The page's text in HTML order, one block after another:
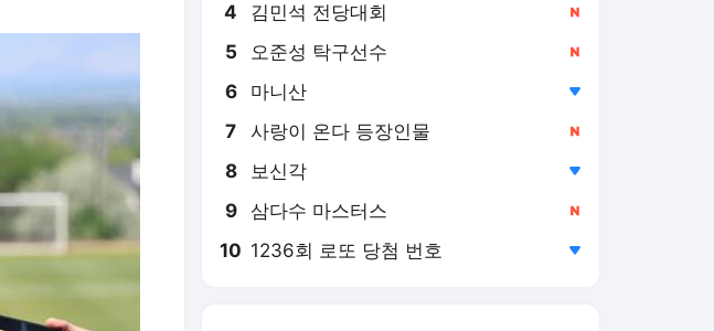
4 김민석 전당대회
5 오준성 탁구선수
6 마니산
7 사랑이 온다 등장인물
8 보신각
9 삼다수 마스터스
10 1236회 로또 당첨 번호